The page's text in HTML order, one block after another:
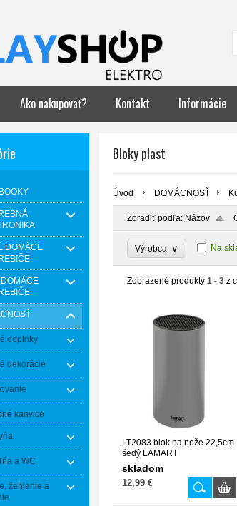
Ako nakupovať? Kontakt Informácie
DOMÁCE
doplnky
dekorácie
kanvice
a WC
žehlenie a
Bloky plast
Úvod DOMÁCNOSŤ
Zoradiť podľa: Názov
Výrobca ∨ Na
Zobrazené produkty 1 - 3 z
LT2083 blok na nože 22,5cm
šedý LAMART
skladom
12,99 €